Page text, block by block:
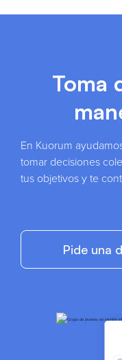
Toma
En Kuorum
tomar decisiones
tus objetivos y te
Pide una